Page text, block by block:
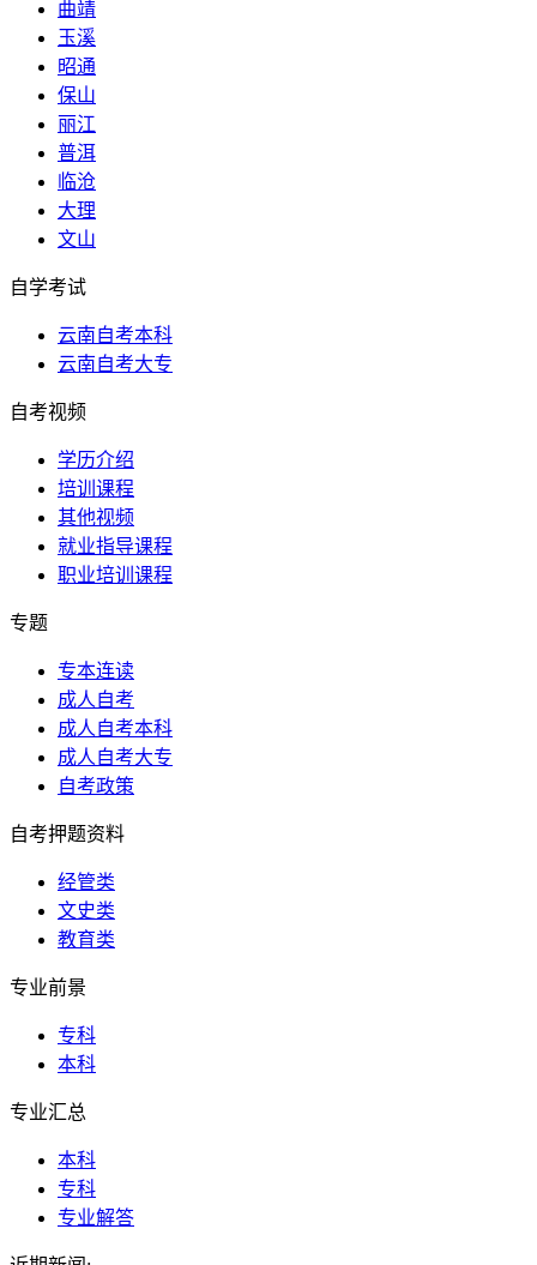
曲靖
玉溪
昭通
保山
丽江
普洱
临沧
大理
文山
自学考试
云南自考本科
云南自考大专
自考视频
学历介绍
培训课程
其他视频
就业指导课程
职业培训课程
专题
专本连读
成人自考
成人自考本科
成人自考大专
自考政策
自考押题资料
经管类
文史类
教育类
专业前景
专科
本科
专业汇总
本科
专科
专业解答